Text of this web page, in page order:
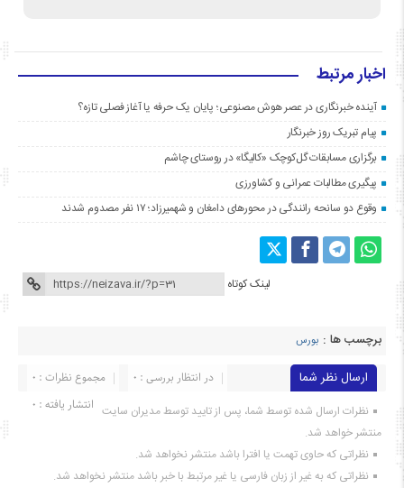
اخبار مرتبط
آینده خبرنگاری در عصر هوش مصنوعی؛ پایان یک حرفه یا آغاز فصلی تازه؟
پیام تبریک روز خبرنگار
برگزاری مسابقات گل‌کوچک «کالیگا» در روستای چاشم
پیگیری مطالبات عمرانی و کشاورزی
وقوع دو سانحه رانندگی در محورهای دامغان و شهمیرزاد؛ ۱۷ نفر مصدوم شدند
لینک کوتاه
برچسب ها : بورس
ارسال نظر شما مجموع نظرات : 0
در انتظار بررسی : 0
انتشار یافته : ۰ نظرات ارسال شده توسط شما، پس از تایید توسط مدیران سایت
منتشر خواهد شد.
نظراتی که حاوی تهمت یا افترا باشد منتشر نخواهد شد.
نظراتی که به غیر از زبان فارسی یا غیر مرتبط با خبر باشد منتشر نخواهد شد.